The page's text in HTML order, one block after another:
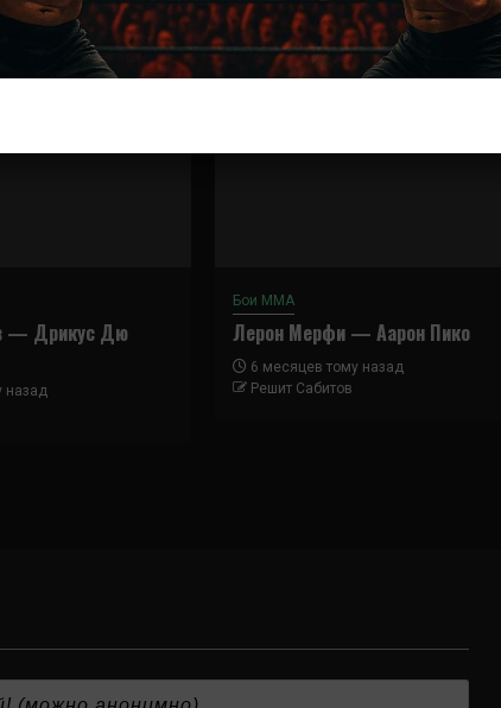
— Дрикус Дю
назад
Бои ММА
Лерон Мерфи — Аарон Пико
6 месяцев тому назад
Решит Сабитов